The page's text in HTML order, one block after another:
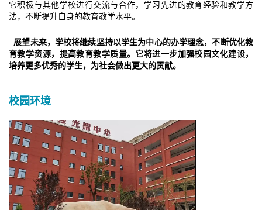
它积极与其他学校进行交流与合作，学习先进的教育经验和教学方
法，不断提升自身的教育教学水平。
展望未来，学校将继续坚持以学生为中心的办学理念，不断优化教
育教学资源，提高教育教学质量。它将进一步加强校园文化建设，
培养更多优秀的学生，为社会做出更大的贡献。
校园环境